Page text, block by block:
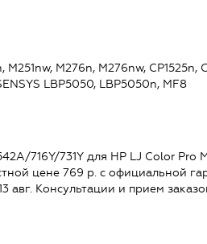
M276n, M276nw, CP1525n,
LBP5050, LBP5050n, MF8
716Y/731Y для HP LJ Color Pro
цене 769 р. с официальной
авг. Консультации и прием